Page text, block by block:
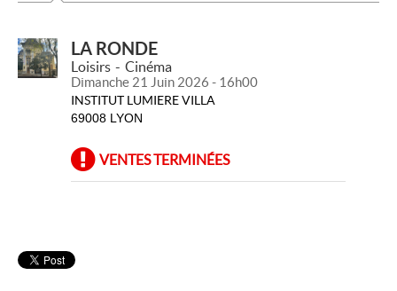
LA RONDE
Loisirs Cinéma
Dimanche 21 Juin 2026 - 16h00
INSTITUT LUMIERE VILLA
69008 LYON
VENTES TERMINÉES